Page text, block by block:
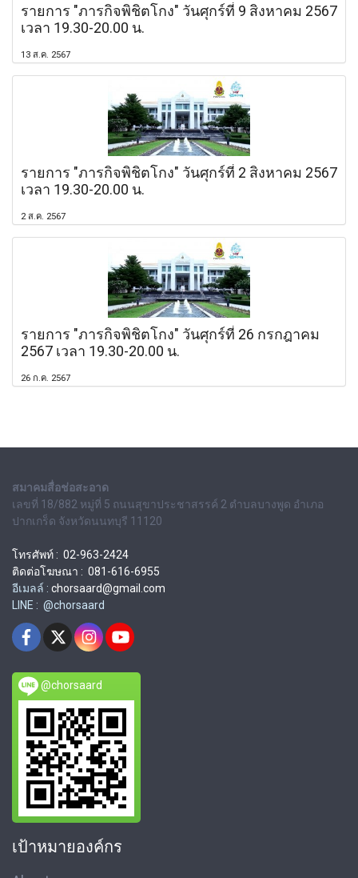
รายการ "ภารกิจพิชิตโกง" วันศุกร์ที่ 9 สิงหาคม 2567
เวลา 19.30-20.00 น.
13 ส.ค. 2567
รายการ "ภารกิจพิชิตโกง" วันศุกร์ที่ 2 สิงหาคม 2567
เวลา 19.30-20.00 น.
2 ส.ค. 2567
รายการ "ภารกิจพิชิตโกง" วันศุกร์ที่ 26 กรกฎาคม
2567 เวลา 19.30-20.00 น.
26 ก.ค. 2567
สมาคมสื่อช่อสะอาด
เลขที่ 18/882 หมู่ที่ 5 ถนนสุขาประชาสรรค์ 2 ตำบลบางพูด อำเภอ
ปากเกร็ด จังหวัดนนทบุรี 11120
โทรศัพท์ : 02-963-2424
ติดต่อโฆษณา : 081-616-6955
อีเมลล์ : chorsaard@gmail.com
LINE : @chorsaard
@chorsaard
เป้าหมายองค์กร